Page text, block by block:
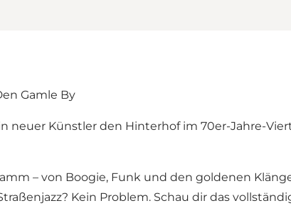
Gamle By
neuer Künstler den Hinterhof im 70er-Jahre-
– von Boogie, Funk und den goldenen
Kein Problem. Schau dir das